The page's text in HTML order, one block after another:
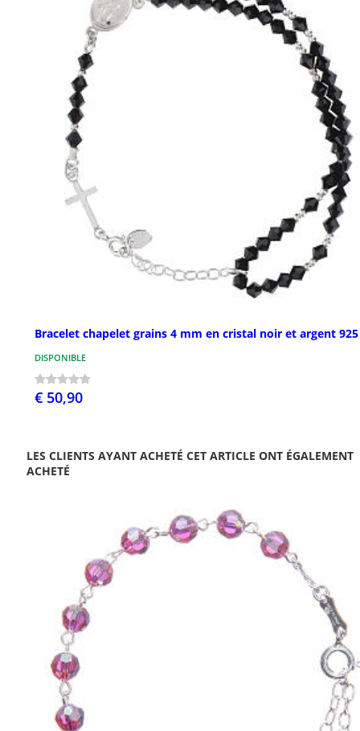
Bracelet chapelet grains 4 mm en cristal noir et argent 925
DISPONIBLE
€ 50,90
LES CLIENTS AYANT ACHETÉ CET ARTICLE ONT ÉGALEMENT
ACHETÉ